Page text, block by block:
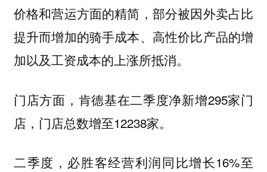
价格和营运方面的精简，部分被因外卖占比
提升而增加的骑手成本、高性价比产品的增
加以及工资成本的上涨所抵消。
门店方面，肯德基在二季度净新增295家门
店，门店总数增至12238家。
二季度，必胜客经营利润同比增长16%至